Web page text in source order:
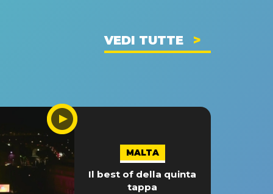
VEDI TUTTE
MALTA
Il best of della quinta
tappa